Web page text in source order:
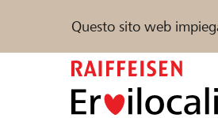
Questo sito web